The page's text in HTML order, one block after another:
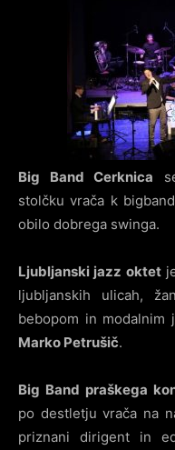
Big Band Cerknica
stolčku vrača k
obilo dobrega swinga.
Ljubljanski jazz oktet
ljubljanskih ulicah,
bebopom in modalnim
Marko Petrušič.
Big Band praškega
po destletju vrača na
priznani dirigent in